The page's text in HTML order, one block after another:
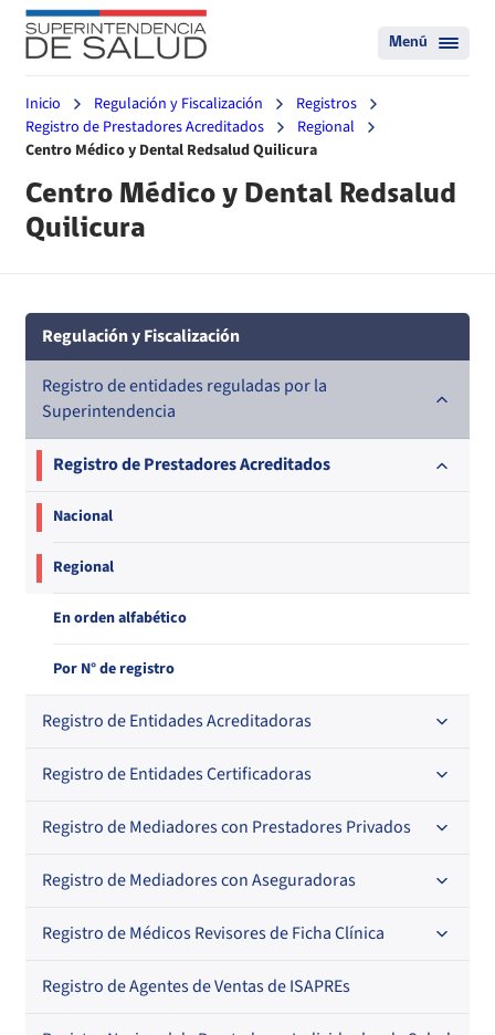
Menú
Inicio Regulación y Fiscalización
Registros
Registro de Prestadores Acreditados
Regional
Centro Médico y Dental Redsalud Quilicura
Centro Médico y Dental Redsalud
Quilicura
Regulación y Fiscalización
Registro de entidades reguladas por la
Superintendencia
Registro de Prestadores Acreditados
Nacional
Regional
En orden alfabético
Por N° de registro
Registro de Entidades Acreditadoras
En orden alfabético
Por N° de registro
Regional
Registro de Entidades Certificadoras
Por orden alfabético
Por N° de registro
Registro de Mediadores con Prestadores Privados
Por orden alfabético
Por N° de registro
Por profesión
Registro de Mediadores con Aseguradoras
Regional
Por orden alfabético
Registro de Médicos Revisores de Ficha Clínica
Regional
Registro de Agentes de Ventas de ISAPREs